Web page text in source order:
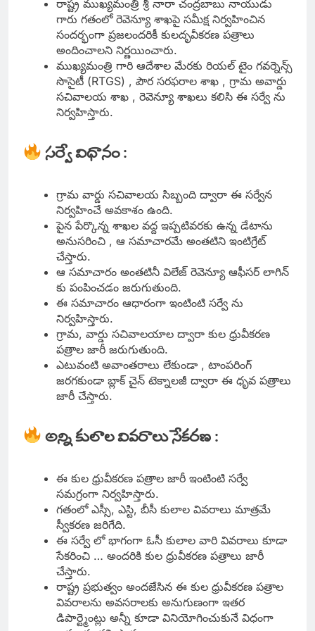
రాష్ట్ర ముఖ్యమంత్రి శ్రీ నారా చంద్రబాబు నాయుడు
గారు గతంలో రెవెన్యూ శాఖపై సమీక్ష నిర్వహించిన
సందర్భంగా ప్రజలందరికీ కులదృవీకరణ పత్రాలు
అందించాలని నిర్ణయించారు.
ముఖ్యమంత్రి గారి ఆదేశాల మేరకు రియల్ టైం గవర్నెన్స్
సొసైటీ (RTGS) , పౌర సరఫరాల శాఖ , గ్రామ అవార్డు
సచివాలయ శాఖ , రెవెన్యూ శాఖలు కలిసి ఈ సర్వే ను
నిర్వహిస్తారు.
సర్వే విధానం :
గ్రామ వార్డు సచివాలయ సిబ్బంది ద్వారా ఈ సర్వేన
నిర్వహించే అవకాశం ఉంది.
పైన పేర్కొన్న శాఖల వద్ద ఇప్పటివరకు ఉన్న డేటాను
అనుసరించి , ఆ సమాచారమే అంతటిని ఇంటిగ్రేట్
చేస్తారు.
ఆ సమాచారం అంతటినీ విలేజ్ రెవెన్యూ ఆఫీసర్ లాగిన్
కు పంపించడం జరుగుతుంది.
ఈ సమాచారం ఆధారంగా ఇంటింటి సర్వే ను
నిర్వహిస్తారు.
గ్రామ, వార్డు సచివాలయాల ద్వారా కుల ధ్రువీకరణ
పత్రాల జారీ జరుగుతుంది.
ఎటువంటి అవాంతరాలు లేకుండా , టాంపరింగ్
జరగకుండా బ్లాక్ చైన్ టెక్నాలజీ ద్వారా ఈ ధృవ పత్రాలు
జారీ చేస్తారు.
అన్ని కులాల వివరాలు సేకరణ :
ఈ కుల ధ్రువీకరణ పత్రాల జారీ ఇంటింటి సర్వే
సమగ్రంగా నిర్వహిస్తారు.
గతంలో ఎస్సీ, ఎస్టి, బీసీ కులాల వివరాలు మాత్రమే
స్వీకరణ జరిగేది.
ఈ సర్వే లో భాగంగా ఓసీ కులాల వారి వివరాలు కూడా
సేకరించి … అందరికి కుల ధ్రువీకరణ పత్రాలు జారీ
చేస్తారు.
రాష్ట్ర ప్రభుత్వం అందజేసిన ఈ కుల ధ్రువీకరణ పత్రాల
వివరాలను అవసరాలకు అనుగుణంగా ఇతర
డిపార్ట్మెంట్లు అన్నీ కూడా వినియోగించుకునే విధంగా